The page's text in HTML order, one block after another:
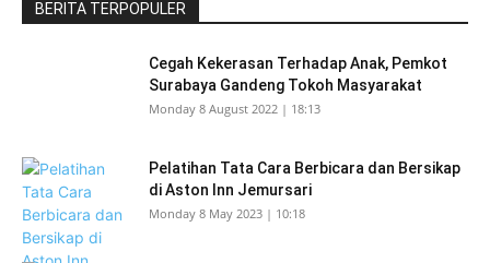
BERITA TERPOPULER
Cegah Kekerasan Terhadap Anak, Pemkot
Surabaya Gandeng Tokoh Masyarakat
Monday 8 August 2022 | 18:13
Pelatihan Tata Cara Berbicara dan Bersikap
di Aston Inn Jemursari
Monday 8 May 2023 | 10:18